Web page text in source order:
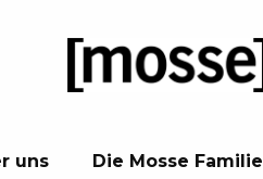
uns Die Mosse Familie